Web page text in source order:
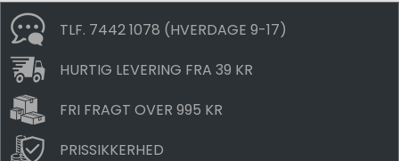
TLF. 7442 1078 (HVERDAGE 9-17)
HURTIG LEVERING FRA 39 KR
FRI FRAGT OVER 995 KR
PRISSIKKERHED